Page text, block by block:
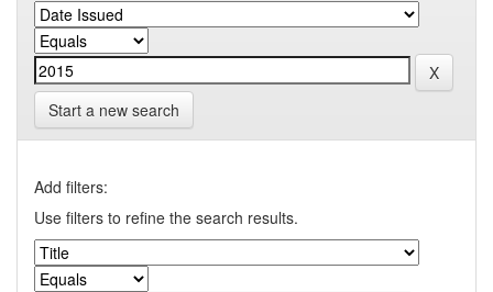
Start a new search
Add filters:
Use filters to refine the search results.